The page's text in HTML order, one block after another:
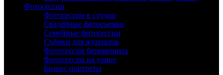
Фотосессии
Фотосессии в студии
Свадебные фотосъемки
Семейные фотосессии
Съёмки для журналов
Фотосессии беременных
Фотосессии на улице
Бизнес портреты